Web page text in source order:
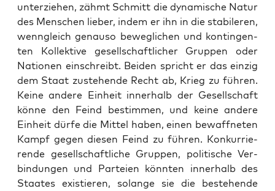
unter­zie­hen, zähmt Schmitt die dyna­mi­sche Natur
des Men­schen lie­ber, indem er ihn in die sta­bi­le­ren,
wenn­gleich genau­so beweg­li­chen und kon­tin­gen­
ten Kol­lek­ti­ve gesell­schaft­li­cher Grup­pen oder
Natio­nen ein­schreibt. Bei­den spricht er das ein­zig
dem Staat zuste­hen­de Recht ab, Krieg zu füh­ren.
Kei­ne ande­re Ein­heit inner­halb der Gesell­schaft
kön­ne den Feind bestim­men, und kei­ne ande­re
Ein­heit dür­fe die Mit­tel haben, einen bewaff­ne­ten
Kampf gegen die­sen Feind zu füh­ren. Kon­kur­rie­
ren­de gesell­schaft­li­che Grup­pen, poli­ti­sche Ver­
bin­dun­gen und Par­tei­en könn­ten inner­halb des
Staa­tes exis­tie­ren, solan­ge sie die bestehen­de